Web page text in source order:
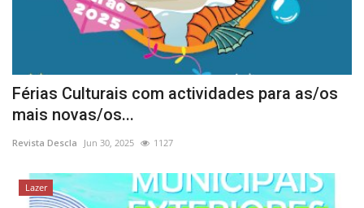
Férias Culturais com actividades para as/os
mais novas/os...
Revista Descla Jun 30, 2025 1127
Lazer